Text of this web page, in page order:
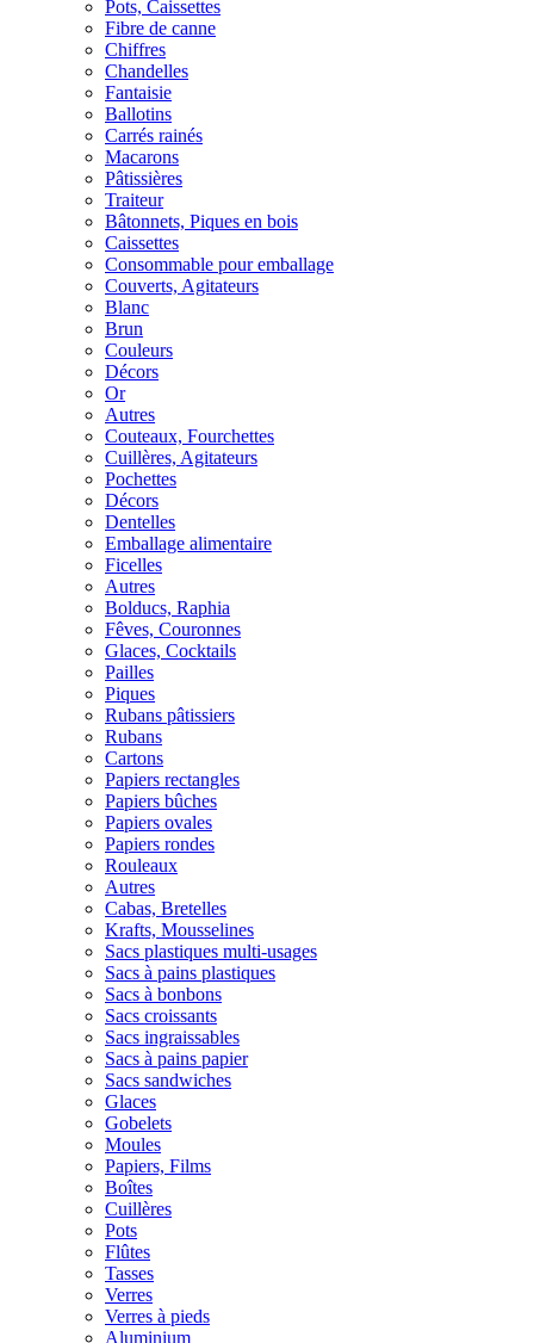
Pots, Caissettes
Fibre de canne
Chiffres
Chandelles
Fantaisie
Ballotins
Carrés rainés
Macarons
Pâtissières
Traiteur
Bâtonnets, Piques en bois
Caissettes
Consommable pour emballage
Couverts, Agitateurs
Blanc
Brun
Couleurs
Décors
Or
Autres
Couteaux, Fourchettes
Cuillères, Agitateurs
Pochettes
Décors
Dentelles
Emballage alimentaire
Ficelles
Autres
Bolducs, Raphia
Fêves, Couronnes
Glaces, Cocktails
Pailles
Piques
Rubans pâtissiers
Rubans
Cartons
Papiers rectangles
Papiers bûches
Papiers ovales
Papiers rondes
Rouleaux
Autres
Cabas, Bretelles
Krafts, Mousselines
Sacs plastiques multi-usages
Sacs à pains plastiques
Sacs à bonbons
Sacs croissants
Sacs ingraissables
Sacs à pains papier
Sacs sandwiches
Glaces
Gobelets
Moules
Papiers, Films
Boîtes
Cuillères
Pots
Flûtes
Tasses
Verres
Verres à pieds
Aluminium